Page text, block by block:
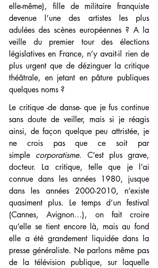
elle-même), fille de militaire franquiste
devenue l’une des artistes les plus
adulées des scènes européennes ? A la
veille du premier tour des élections
législatives en France, n’y avait-il rien de
plus urgent que de dézinguer la critique
théâtrale, en jetant en pâture publiques
quelques noms ?
Le critique -de danse- que je fus continue
sans doute de veiller, mais si je réagis
ainsi, de façon quelque peu attristée, je
ne crois pas que ce soit par
simple corporatisme. C’est plus grave,
docteur. La critique, telle que je l’ai
connue dans les années 1980, jusque
dans les années 2000-2010, n’existe
quasiment plus. Le temps d’un festival
(Cannes, Avignon…), on fait croire
qu’elle se tient encore là, mais au fond
elle a été grandement liquidée dans la
presse généraliste. Ne parlons même pas
de la télévision publique, sur laquelle